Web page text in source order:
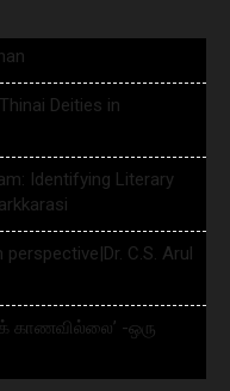
Deities in
Identifying Literary
C.S. Arul
காணவில்லை’ -ஒரு